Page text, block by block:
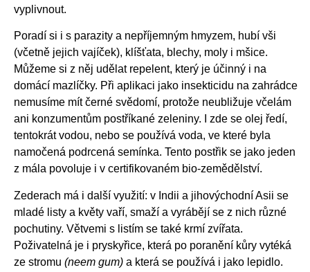
vyplivnout.
Poradí si i s parazity a nepříjemným hmyzem, hubí vši
(včetně jejich vajíček), klíšťata, blechy, moly i mšice.
Můžeme si z něj udělat repelent, který je účinný i na
domácí mazlíčky. Při aplikaci jako insekticidu na zahrádce
nemusíme mít černé svědomí, protože neubližuje včelám
ani konzumentům postříkané zeleniny. I zde se olej ředí,
tentokrát vodou, nebo se používá voda, ve které byla
namočená podrcená semínka. Tento postřik se jako jeden
z mála povoluje i v certifikovaném bio-zemědělství.
Zederach má i další využití: v Indii a jihovýchodní Asii se
mladé listy a květy vaří, smaží a vyrábějí se z nich různé
pochutiny. Větvemi s listím se také krmí zvířata.
Poživatelná je i pryskyřice, která po poranění kůry vytéká
ze stromu (neem gum) a která se používá i jako lepidlo.